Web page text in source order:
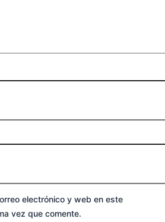
electrónico y web en este
vez que comente.